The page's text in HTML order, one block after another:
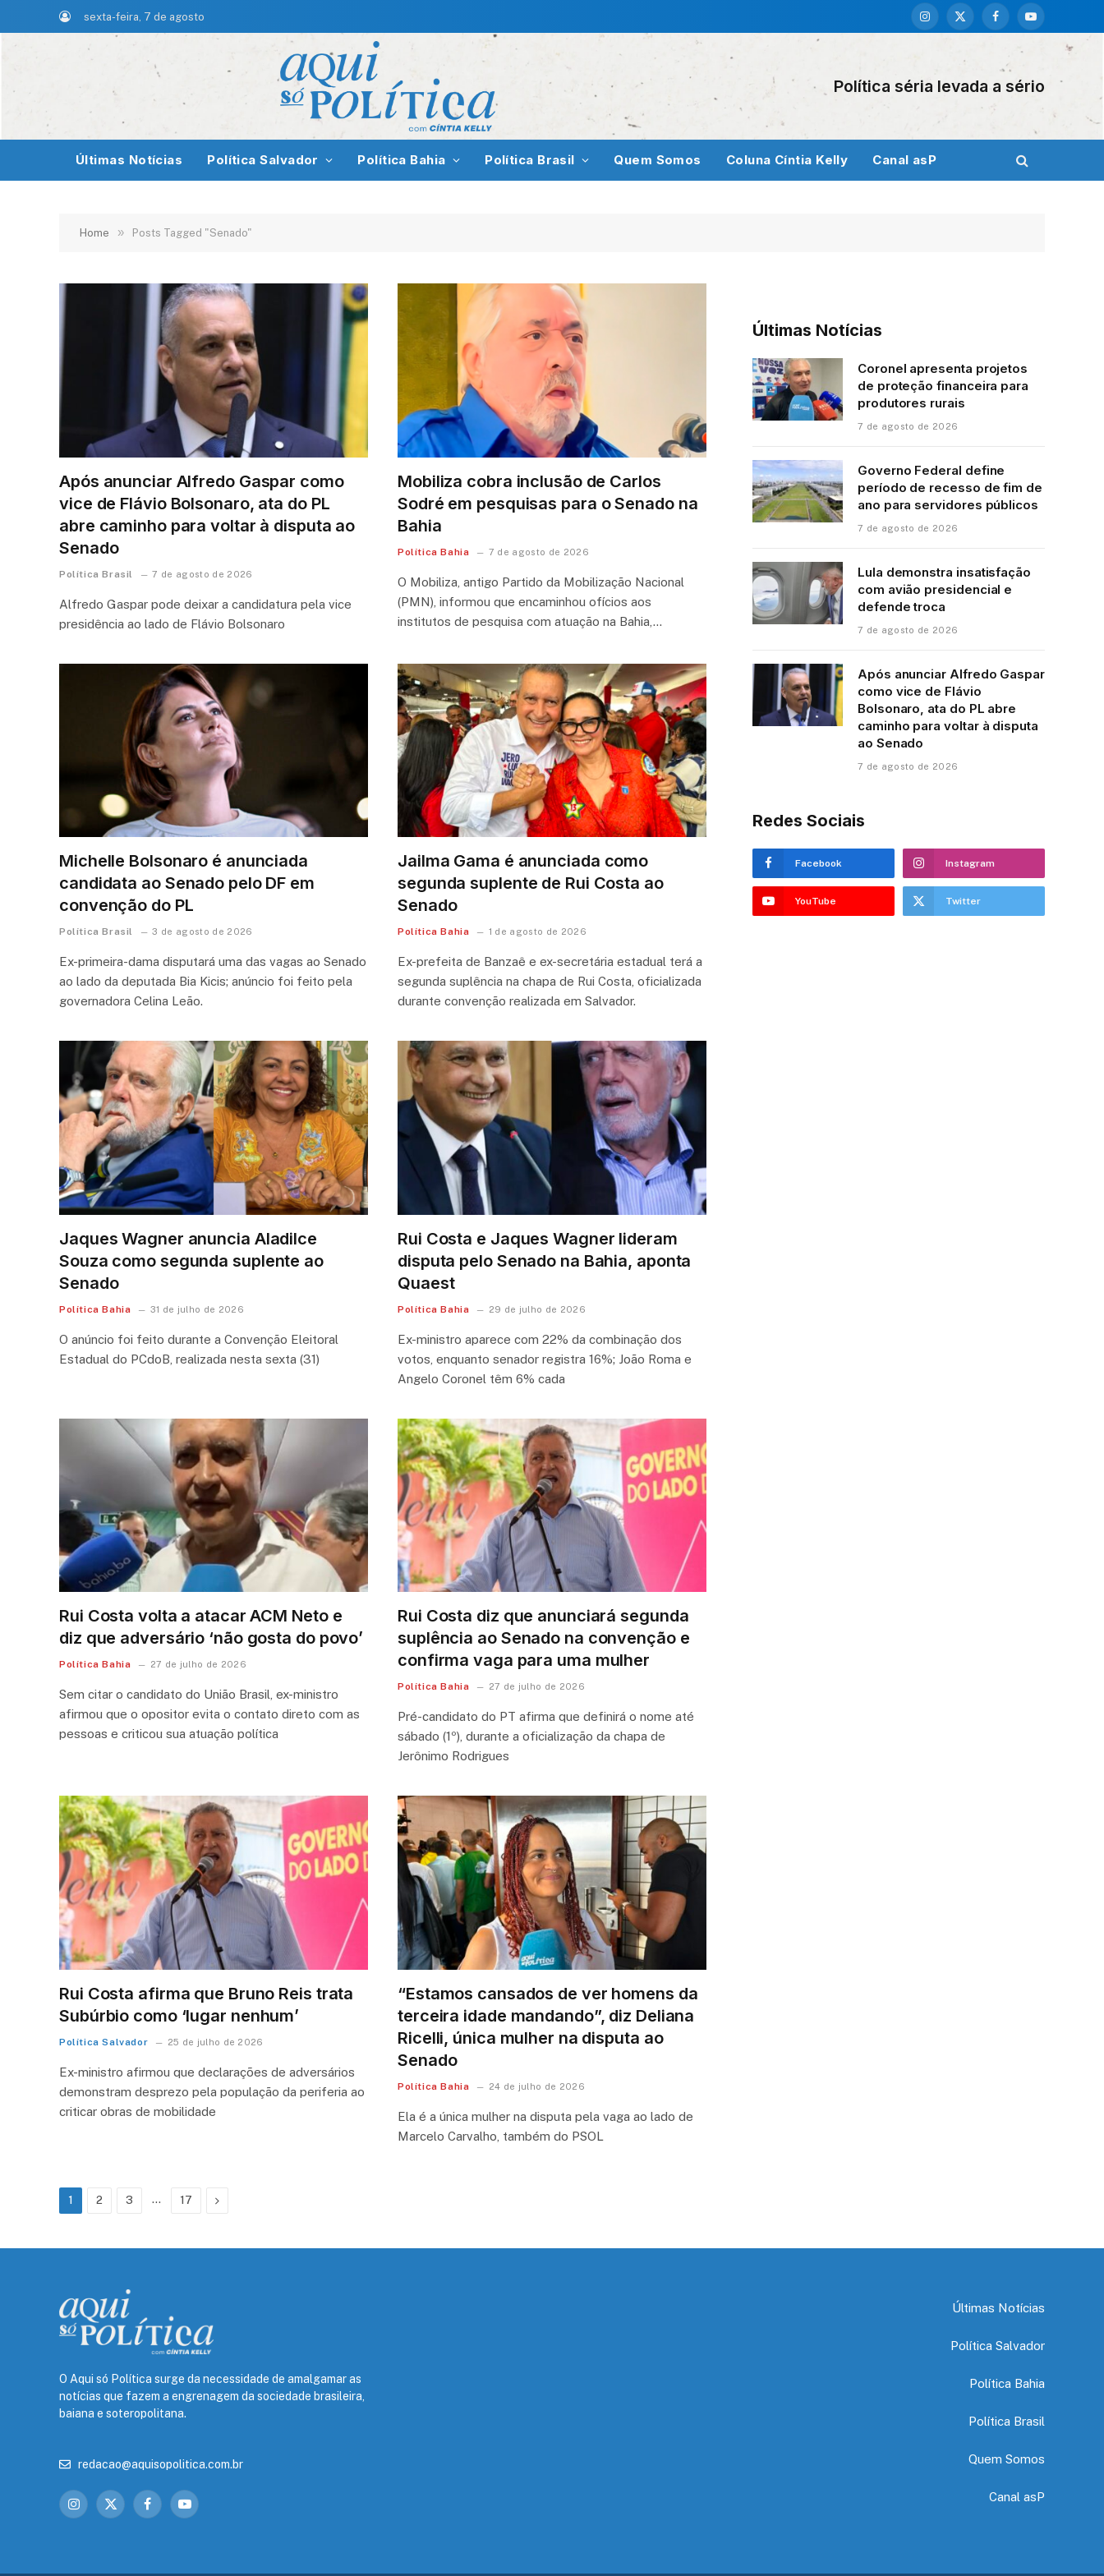
sexta-feira, 7 de agosto
Instagram
X
FacebookYouTube
Política séria levada a sério
Últimas Notícias Política Salvador Política Bahia Política Brasil Quem Somos Coluna Cíntia Kelly Canal asP
Home » Posts Tagged "Senado"
Após anunciar Alfredo Gaspar como
vice de Flávio Bolsonaro, ata do PL
abre caminho para voltar à disputa ao
Senado
Política Brasil 7 de agosto de 2026
Alfredo Gaspar pode deixar a candidatura pela vice
presidência ao lado de Flávio Bolsonaro
Mobiliza cobra inclusão de Carlos
Sodré em pesquisas para o Senado na
Bahia
Política Bahia 7 de agosto de 2026
O Mobiliza, antigo Partido da Mobilização Nacional
(PMN), informou que encaminhou ofícios aos
institutos de pesquisa com atuação na Bahia,…
Michelle Bolsonaro é anunciada
candidata ao Senado pelo DF em
convenção do PL
Política Brasil 3 de agosto de 2026
Ex-primeira-dama disputará uma das vagas ao Senado
ao lado da deputada Bia Kicis; anúncio foi feito pela
governadora Celina Leão.
Jailma Gama é anunciada como
segunda suplente de Rui Costa ao
Senado
Política Bahia 1 de agosto de 2026
Ex-prefeita de Banzaê e ex-secretária estadual terá a
segunda suplência na chapa de Rui Costa, oficializada
durante convenção realizada em Salvador.
Jaques Wagner anuncia Aladilce
Souza como segunda suplente ao
Senado
Política Bahia 31 de julho de 2026
O anúncio foi feito durante a Convenção Eleitoral
Estadual do PCdoB, realizada nesta sexta (31)
Rui Costa e Jaques Wagner lideram
disputa pelo Senado na Bahia, aponta
Quaest
Política Bahia 29 de julho de 2026
Ex-ministro aparece com 22% da combinação dos
votos, enquanto senador registra 16%; João Roma e
Angelo Coronel têm 6% cada
Rui Costa volta a atacar ACM Neto e
diz que adversário ‘não gosta do povo’
Política Bahia 27 de julho de 2026
Sem citar o candidato do União Brasil, ex-ministro
afirmou que o opositor evita o contato direto com as
pessoas e criticou sua atuação política
Rui Costa diz que anunciará segunda
suplência ao Senado na convenção e
confirma vaga para uma mulher
Política Bahia 27 de julho de 2026
Pré-candidato do PT afirma que definirá o nome até
sábado (1º), durante a oficialização da chapa de
Jerônimo Rodrigues
Rui Costa afirma que Bruno Reis trata
Subúrbio como ‘lugar nenhum’
Política Salvador 25 de julho de 2026
Ex-ministro afirmou que declarações de adversários
demonstram desprezo pela população da periferia ao
criticar obras de mobilidade
“Estamos cansados de ver homens da
terceira idade mandando”, diz Deliana
Ricelli, única mulher na disputa ao
Senado
Política Bahia 24 de julho de 2026
Ela é a única mulher na disputa pela vaga ao lado de
Marcelo Carvalho, também do PSOL
1 2 3 … 17 Next
Últimas Notícias
Coronel apresenta projetos
de proteção financeira para
produtores rurais
7 de agosto de 2026
Governo Federal define
período de recesso de fim de
ano para servidores públicos
7 de agosto de 2026
Lula demonstra insatisfação
com avião presidencial e
defende troca
7 de agosto de 2026
Após anunciar Alfredo Gaspar
como vice de Flávio
Bolsonaro, ata do PL abre
caminho para voltar à disputa
ao Senado
7 de agosto de 2026
Redes Sociais
Facebook Instagram
YouTube Twitter
O Aqui só Política surge da necessidade de amalgamar as
notícias que fazem a engrenagem da sociedade brasileira,
baiana e soteropolitana.
redacao@aquisopolitica.com.br
Instagram
X
FacebookYouTube
Últimas Notícias
Política Salvador
Política Bahia
Política Brasil
Quem Somos
Canal asP